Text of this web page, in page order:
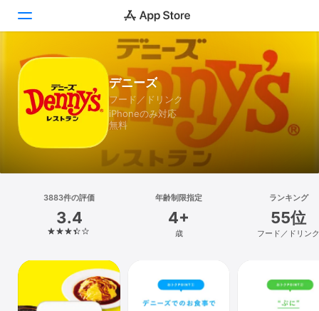
ゲーム
検索
プラットフォーム
iPhone
iPad
Vision
デニーズ
フード／ドリンク
iPhoneのみ対応
無料
3883件の評価
3.4
年齢制限指定
4+
歳
ランキング
55位
フード／ドリンク